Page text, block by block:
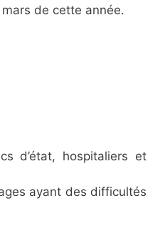
de cette année.
d’état, hospitaliers et
ayant des difficultés